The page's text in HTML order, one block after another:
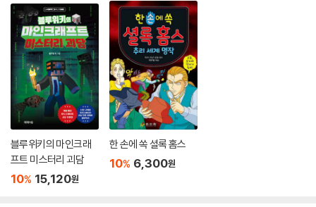
블루위키의 마인크래
프트 미스터리 괴담
10% 15,120원
한 손에 쏙 셜록 홈스
10% 6,300원